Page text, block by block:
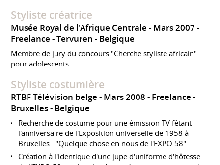
Styliste créatrice
Musée Royal de l'Afrique Centrale
Mars 2007
Freelance
Tervuren Belgique
Membre de jury du concours "Cherche styliste africain"
pour adolescents
Styliste costumière
RTBF Télévision belge Mars 2008 Freelance
Bruxelles
Belgique
Recherche de costume pour une émission TV fêtant
l'anniversaire de l'Exposition universelle de 1958 à
Bruxelles : "Quelque chose en nous de l'EXPO 58"
Création à l'identique d'une jupe d'uniforme d'hôtesse